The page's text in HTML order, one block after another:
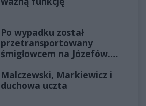
Po wypadku został
przetransportowany
śmigłowcem na Józefów.
Malczewski, Markiewicz i
duchowa uczta